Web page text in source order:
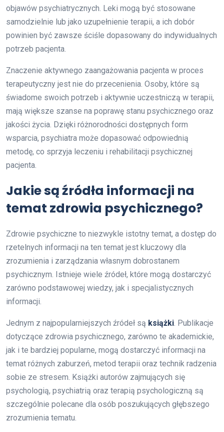
objawów psychiatrycznych. Leki mogą być stosowane
samodzielnie lub jako uzupełnienie terapii, a ich dobór
powinien być zawsze ściśle dopasowany do indywidualnych
potrzeb pacjenta.
Znaczenie aktywnego zaangażowania pacjenta w proces
terapeutyczny jest nie do przecenienia. Osoby, które są
świadome swoich potrzeb i aktywnie uczestniczą w terapii,
mają większe szanse na poprawę stanu psychicznego oraz
jakości życia. Dzięki różnorodności dostępnych form
wsparcia, psychiatra może dopasować odpowiednią
metodę, co sprzyja leczeniu i rehabilitacji psychicznej
pacjenta.
Jakie są źródła informacji na
temat zdrowia psychicznego?
Zdrowie psychiczne to niezwykle istotny temat, a dostęp do
rzetelnych informacji na ten temat jest kluczowy dla
zrozumienia i zarządzania własnym dobrostanem
psychicznym. Istnieje wiele źródeł, które mogą dostarczyć
zarówno podstawowej wiedzy, jak i specjalistycznych
informacji.
Jednym z najpopularniejszych źródeł są książki. Publikacje
dotyczące zdrowia psychicznego, zarówno te akademickie,
jak i te bardziej popularne, mogą dostarczyć informacji na
temat różnych zaburzeń, metod terapii oraz technik radzenia
sobie ze stresem. Książki autorów zajmujących się
psychologią, psychiatrią oraz terapią psychologiczną są
szczególnie polecane dla osób poszukujących głębszego
zrozumienia tematu.